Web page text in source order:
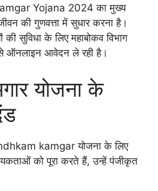
Yojana 2024 का मुख्य
की गुणवत्ता में सुधार करना है।
की सुविधा के लिए महाबोकव विभाग
से ऑनलाइन आवेदन ले रही है।
योजना के
kamgar योजना के लिए
को पूरा करते हैं, उन्हें पंजीकृत